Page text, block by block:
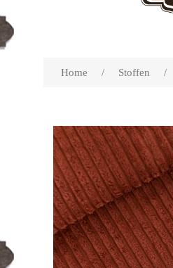
Home / Stoffen /